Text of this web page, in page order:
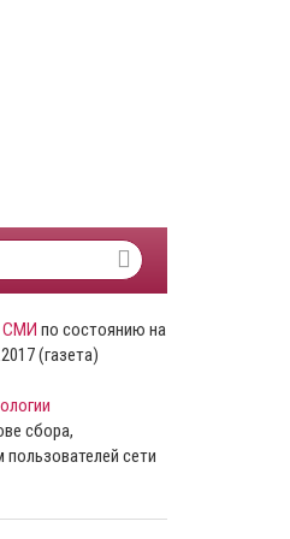
СМИ по состоянию на
(газета)
сбора,
сети